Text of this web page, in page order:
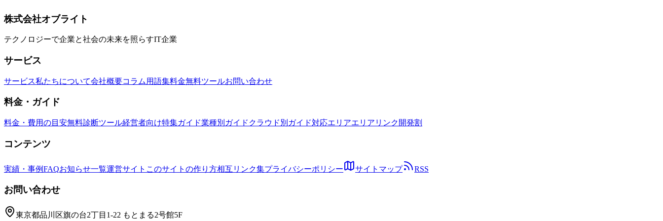
Luau
OOP メタテーブル
株式会社オブライト
テクノロジーで企業と社会の未来を照らすIT企業
サービス
サービス私たちについて会社概要コラム 用語集料金無料ツールお問い合わせ
料金・ガイド
料金・費用の目安無料診断ツール経営者向け特集ガイド業種別ガイド クラウド別ガイド対応エリアエリアリンク開発割
コンテンツ
実績・事例FAQお知らせ一覧運営サイト このサイトの作り方相互リンク集プライバシーポリシー サイトマップ RSS
お問い合わせ
東京都品川区旗の台2丁目1-22 もとまる2号館5F